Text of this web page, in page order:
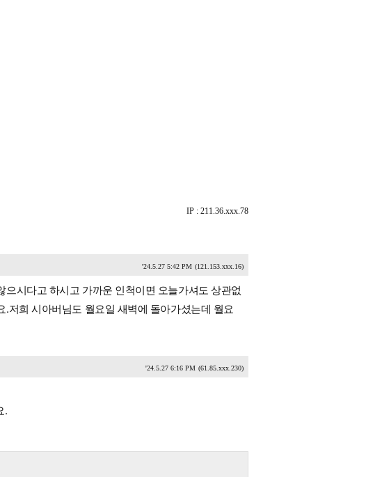
IP : 211.36.xxx.78
'24.5.27 5:42 PM (121.153.xxx.16)
시다고 하시고 가까운 인척이면 오늘가셔도 상관없
저희 시아버님도 월요일 새벽에 돌아가셨는데 월요
'24.5.27 6:16 PM (61.85.xxx.230)
.